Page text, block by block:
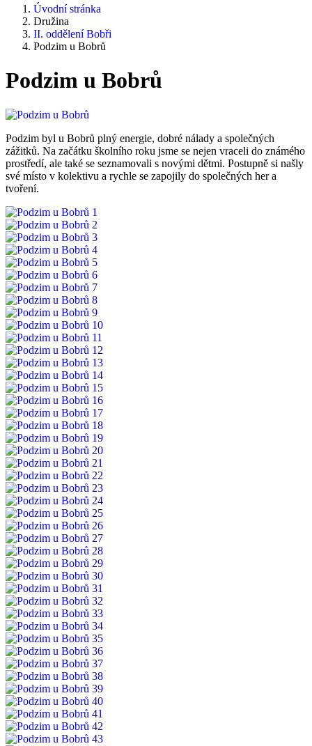
Úvodní stránka
Družina
II. oddělení Bobři
Podzim u Bobrů
Podzim u Bobrů
Podzim byl u Bobrů plný energie, dobré nálady a společných
zážitků. Na začátku školního roku jsme se nejen vraceli do známého
prostředí, ale také se seznamovali s novými dětmi. Postupně si našly
své místo v kolektivu a rychle se zapojily do společných her a
tvoření.